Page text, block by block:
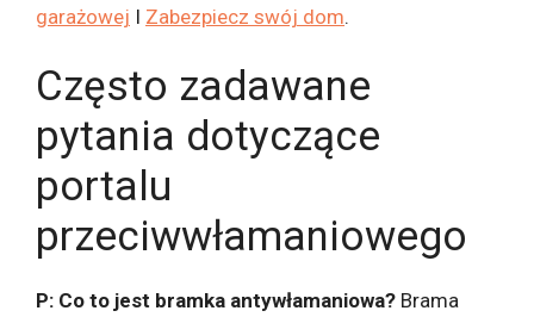
garażowej I Zabezpiecz swój dom.
Często zadawane
pytania dotyczące
portalu
przeciwwłamaniowego
P: Co to jest bramka antywłamaniowa? Brama